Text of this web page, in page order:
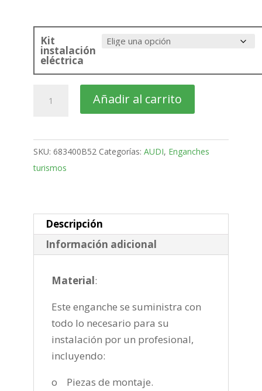
Kit
instalación
eléctrica
Bola
desmontable
vertical
2019
cantidad
Añadir al carrito
SKU: 683400B52 Categorías: AUDI, Enganches
turismos
Descripción
Información adicional
Material:
Este enganche se suministra con
todo lo necesario para su
instalación por un profesional,
incluyendo:
o Piezas de montaje.